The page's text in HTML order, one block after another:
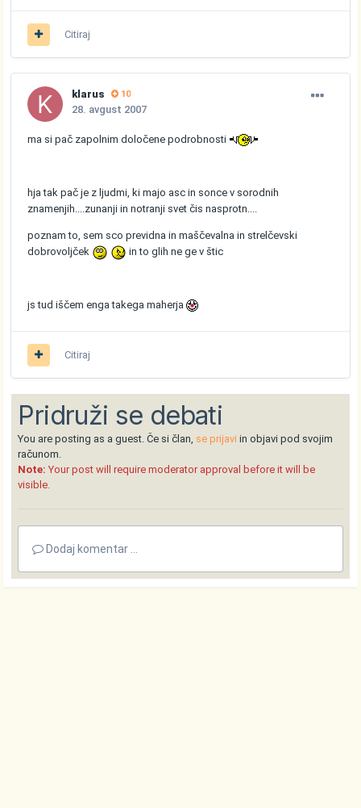
Citiraj
klarus 10
28. avgust 2007
ma si pač zapolnim določene podrobnosti
hja tak pač je z ljudmi, ki majo asc in sonce v sorodnih
znamenjih....zunanji in notranji svet čis nasprotn....
poznam to, sem sco previdna in maščevalna in strelčevski
dobrovoljček
in to glih ne ge v štic
js tud iščem enga takega maherja
Citiraj
Pridruži se debati
You are posting as a guest. Če si član, se prijavi in objavi pod svojim
računom.
Note: Your post will require moderator approval before it will be
visible.
Dodaj komentar ...